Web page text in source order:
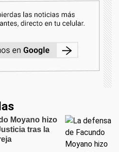
Moyano hizo
tras la